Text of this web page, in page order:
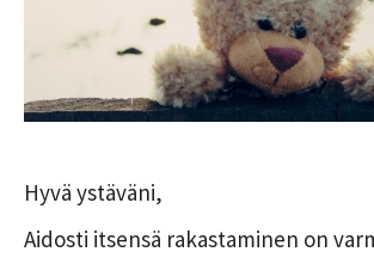
Hyvä ystäväni,
Aidosti itsensä rakastaminen on